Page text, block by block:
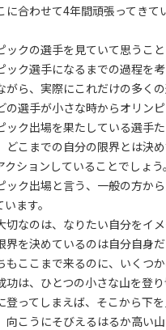
に合わせて4年間頑張ってきて
ックの選手を見ていて思うこ
ック選手になるまでの過程を
がら、実際にこれだけの多く
の選手が小さな時からオリン
ック出場を果たしている選手
どこまでの自分の限界とは決
クションしていることでしょう
ック出場と言う、一般の方か
ます。
切なのは、なりたい自分をイ
界を決めているのは自分自身
もここまで来るのに、いくつ
功は、ひとつの小さな山を登り
登ってしまえば、そこから下を
向こうにそびえるはるか高い